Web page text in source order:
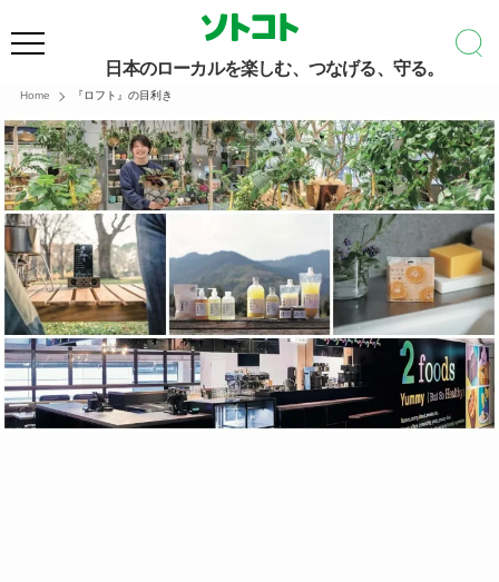
日本のローカルを楽しむ、つなげる、守る。
Home 『ロフト』の目利き